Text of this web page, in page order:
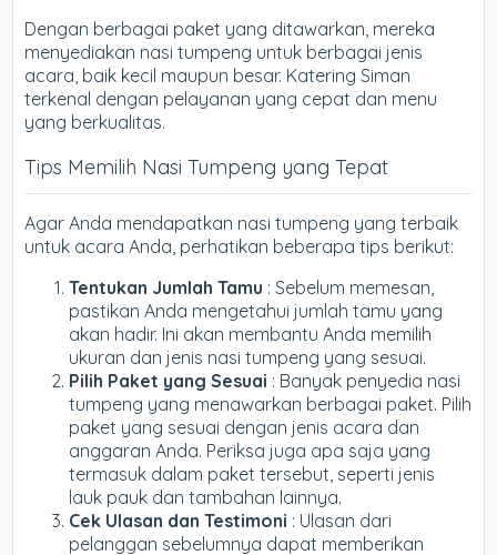
Dengan berbagai paket yang ditawarkan, mereka
menyediakan nasi tumpeng untuk berbagai jenis
acara, baik kecil maupun besar. Katering Siman
terkenal dengan pelayanan yang cepat dan menu
yang berkualitas.
Tips Memilih Nasi Tumpeng yang Tepat
Agar Anda mendapatkan nasi tumpeng yang terbaik
untuk acara Anda, perhatikan beberapa tips berikut:
Tentukan Jumlah Tamu : Sebelum memesan,
pastikan Anda mengetahui jumlah tamu yang
akan hadir. Ini akan membantu Anda memilih
ukuran dan jenis nasi tumpeng yang sesuai.
Pilih Paket yang Sesuai : Banyak penyedia nasi
tumpeng yang menawarkan berbagai paket. Pilih
paket yang sesuai dengan jenis acara dan
anggaran Anda. Periksa juga apa saja yang
termasuk dalam paket tersebut, seperti jenis
lauk pauk dan tambahan lainnya.
Cek Ulasan dan Testimoni : Ulasan dari
pelanggan sebelumnya dapat memberikan